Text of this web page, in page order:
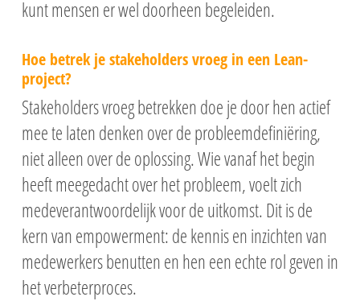
kunt mensen er wel doorheen begeleiden.
Hoe betrek je stakeholders vroeg in een Lean-
project?
Stakeholders vroeg betrekken doe je door hen actief
mee te laten denken over de probleemdefiniëring,
niet alleen over de oplossing. Wie vanaf het begin
heeft meegedacht over het probleem, voelt zich
medeverantwoordelijk voor de uitkomst. Dit is de
kern van empowerment: de kennis en inzichten van
medewerkers benutten en hen een echte rol geven in
het verbeterproces.